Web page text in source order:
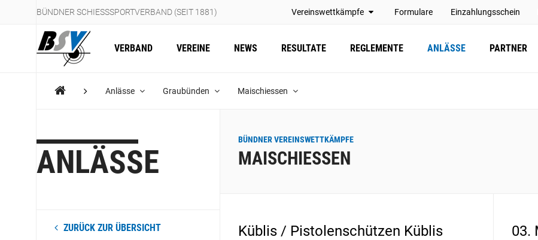
BÜNDNER SCHIESSSPORTVERBAND (SEIT 1881) Vereinswettkämpfe Formulare Einzahlungsschein
VERBAND VEREINE NEWS RESULTATE REGLEMENTE ANLÄSSE PARTNER
Anlässe Graubünden Maischiessen
ANLÄSSE
ZURÜCK ZUR ÜBERSICHT
BÜNDNER VEREINSWETTKÄMPFE
MAISCHIESSEN
Küblis / Pistolenschützen Küblis 03.